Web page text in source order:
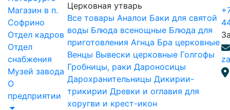
Магазин в п.
Софрино
Отдел кадров
Отдел
снабжения
Музей завода
О
предприятии
Церковная утварь
Все товары Аналои Баки для святой
воды Блюда всенощные Блюда для
приготовления Агнца Бра церковные
Венцы Вывески церковные Голгофы
Гробницы, раки Дароносицы
Дарохранительницы Дикирии-
трикирии Древки и оглавия для
хоругви и крест-икон